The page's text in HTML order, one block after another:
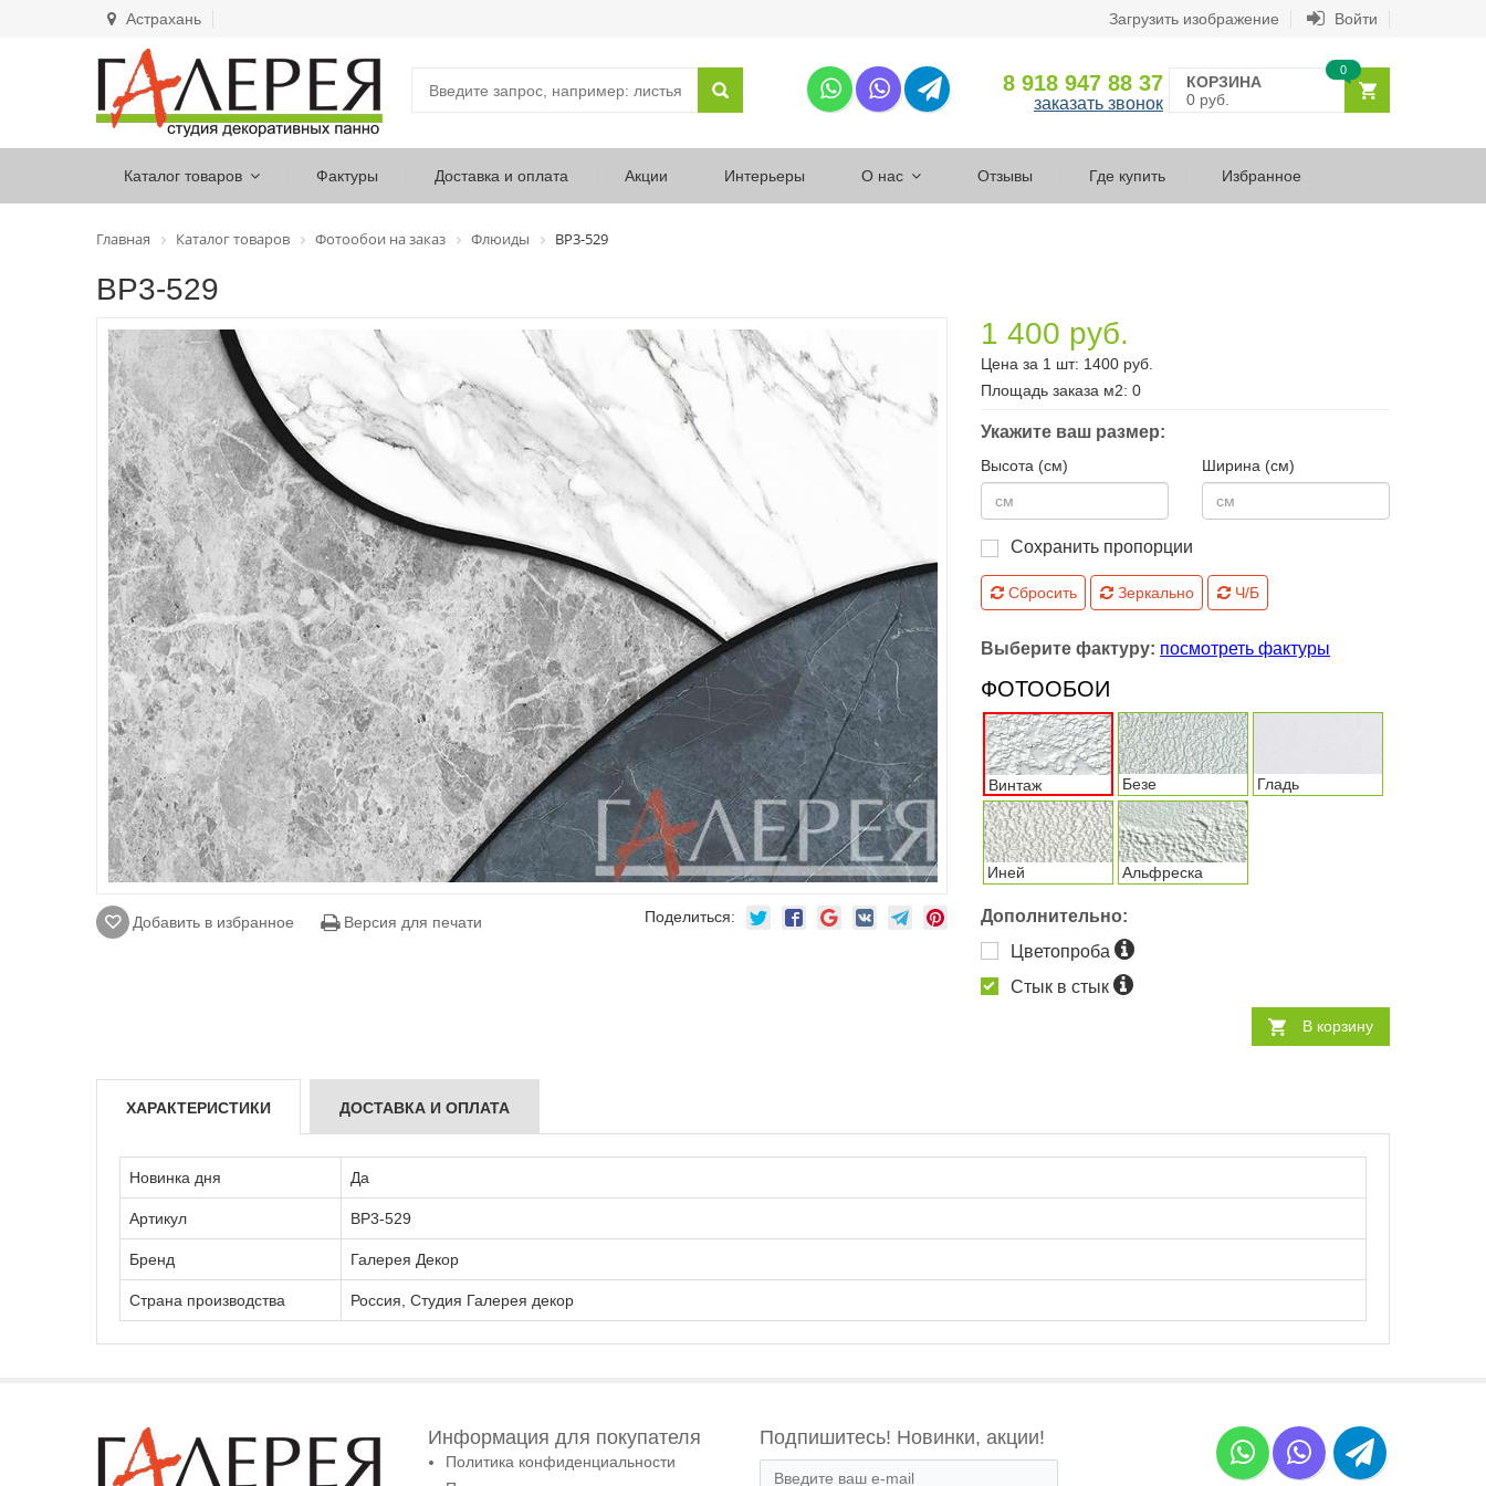
Астрахань Загрузить изображение Войти
8 918 947 88 37
заказать звонок
КОРЗИНА
0 руб.
0
Каталог товаров Фактуры Доставка и оплата Акции Интерьеры О нас Отзывы Где купить Избранное
Главная Каталог товаров Фотообои на заказ Флюиды ВР3-529
ВР3-529
Добавить в избранное Версия для печати Поделиться:
1 400 руб.
Цена за 1 шт: 1400 руб.
Площадь заказа м2: 0
Укажите ваш размер:
Высота (см) Ширина (см)
Сохранить пропорции
Сбросить Зеркально Ч/Б
Выберите фактуру: посмотреть фактуры
ФОТООБОИ
Винтаж Безе Гладь
Иней Альфреска
Дополнительно:
Цветопроба
Стык в стык
В корзину
ХАРАКТЕРИСТИКИ ДОСТАВКА И ОПЛАТА
Новинка дня Да
Артикул ВР3-529
Бренд Галерея Декор
Страна производства Россия, Студия Галерея декор
Информация для покупателя
Политика конфиденциальности
Подпишитесь! Новинки, акции!